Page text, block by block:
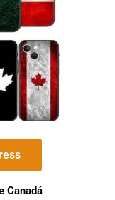
Canadá